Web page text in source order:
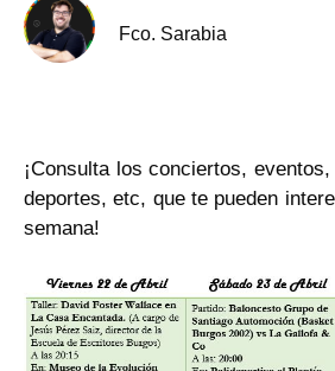
Fco. Sarabia
¡Consulta los conciertos,
deportes, etc, que te pueden
semana!